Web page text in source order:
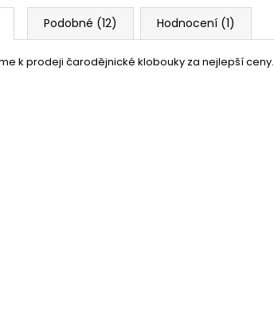
Podobné (12) Hodnocení (1)
k prodeji čarodějnické klobouky za nejlepší ceny.